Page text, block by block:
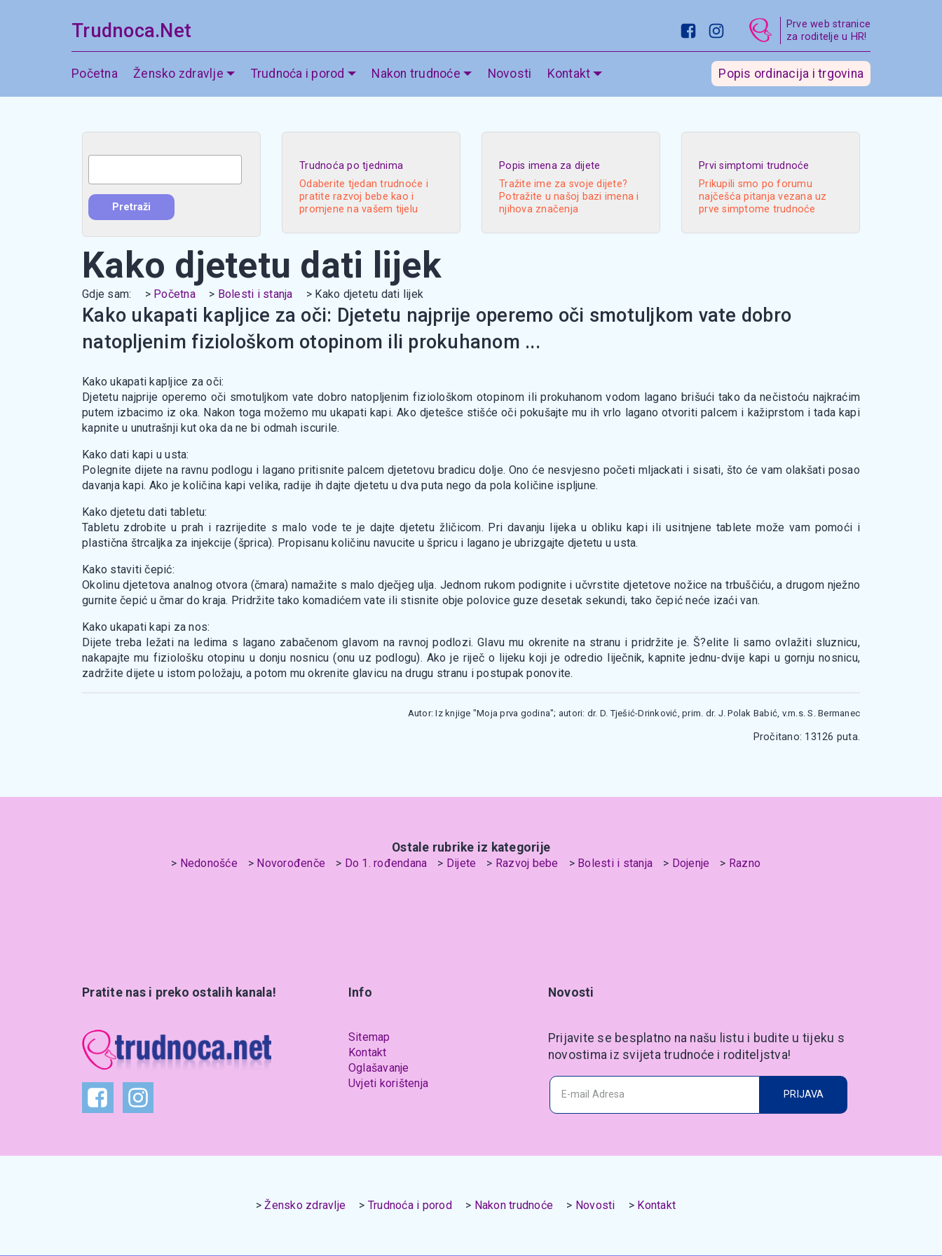
Trudnoca.Net
Prve web stranice
za roditelje u HR!
Početna Žensko zdravlje Trudnoća i porod Nakon trudnoće Novosti Kontakt Popis ordinacija i trgovina
Trudnoća po tjednima
Odaberite tjedan trudnoće i
pratite razvoj bebe kao i
promjene na vašem tijelu
Popis imena za dijete
Tražite ime za svoje dijete?
Potražite u našoj bazi imena i
njihova značenja
Prvi simptomi trudnoće
Prikupili smo po forumu
najčešća pitanja vezana uz
prve simptome trudnoće
Kako djetetu dati lijek
Gdje sam: Početna Bolesti i stanja Kako djetetu dati lijek
Kako ukapati kapljice za oči: Djetetu najprije operemo oči smotuljkom vate dobro
natopljenim fiziološkom otopinom ili prokuhanom ...
Kako ukapati kapljice za oči:
Djetetu najprije operemo oči smotuljkom vate dobro natopljenim fiziološkom otopinom ili prokuhanom vodom lagano brišući tako da nečistoću najkraćim
putem izbacimo iz oka. Nakon toga možemo mu ukapati kapi. Ako djetešce stišće oči pokušajte mu ih vrlo lagano otvoriti palcem i kažiprstom i tada kapi
kapnite u unutrašnji kut oka da ne bi odmah iscurile.
Kako dati kapi u usta:
Polegnite dijete na ravnu podlogu i lagano pritisnite palcem djetetovu bradicu dolje. Ono će nesvjesno početi mljackati i sisati, što će vam olakšati posao
davanja kapi. Ako je količina kapi velika, radije ih dajte djetetu u dva puta nego da pola količine ispljune.
Kako djetetu dati tabletu:
Tabletu zdrobite u prah i razrijedite s malo vode te je dajte djetetu žličicom. Pri davanju lijeka u obliku kapi ili usitnjene tablete može vam pomoći i
plastična štrcaljka za injekcije (šprica). Propisanu količinu navucite u špricu i lagano je ubrizgajte djetetu u usta.
Kako staviti čepić:
Okolinu djetetova analnog otvora (čmara) namažite s malo dječjeg ulja. Jednom rukom podignite i učvrstite djetetove nožice na trbuščiću, a drugom nježno
gurnite čepić u čmar do kraja. Pridržite tako komadićem vate ili stisnite obje polovice guze desetak sekundi, tako čepić neće izaći van.
Kako ukapati kapi za nos:
Dijete treba ležati na ledima s lagano zabačenom glavom na ravnoj podlozi. Glavu mu okrenite na stranu i pridržite je. Š?elite li samo ovlažiti sluznicu,
nakapajte mu fiziološku otopinu u donju nosnicu (onu uz podlogu). Ako je riječ o lijeku koji je odredio liječnik, kapnite jednu-dvije kapi u gornju nosnicu,
zadržite dijete u istom položaju, a potom mu okrenite glavicu na drugu stranu i postupak ponovite.
Autor: Iz knjige "Moja prva godina"; autori: dr. D. Tješić-Drinković, prim. dr. J. Polak Babić, v.m.s. S. Bermanec
Pročitano: 13126 puta.
Ostale rubrike iz kategorije
Nedonošće Novorođenče Do 1. rođendana Dijete Razvoj bebe Bolesti i stanja Dojenje Razno
Pratite nas i preko ostalih kanala! Info
Sitemap
Kontakt
Oglašavanje
Uvjeti korištenja
Novosti
Prijavite se besplatno na našu listu i budite u tijeku s
novostima iz svijeta trudnoće i roditeljstva!
PRIJAVA
Žensko zdravlje Trudnoća i porod Nakon trudnoće Novosti Kontakt